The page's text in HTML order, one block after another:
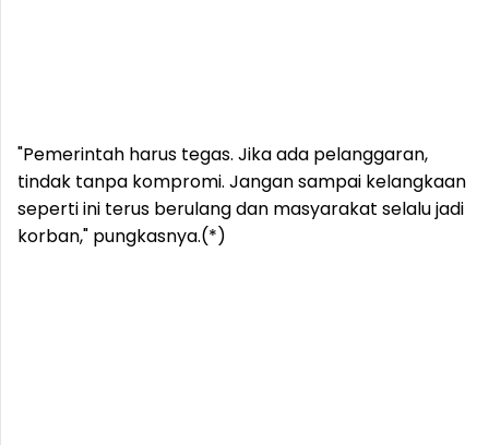
"Pemerintah harus tegas. Jika ada pelanggaran,
tindak tanpa kompromi. Jangan sampai kelangkaan
seperti ini terus berulang dan masyarakat selalu jadi
korban," pungkasnya.(*)